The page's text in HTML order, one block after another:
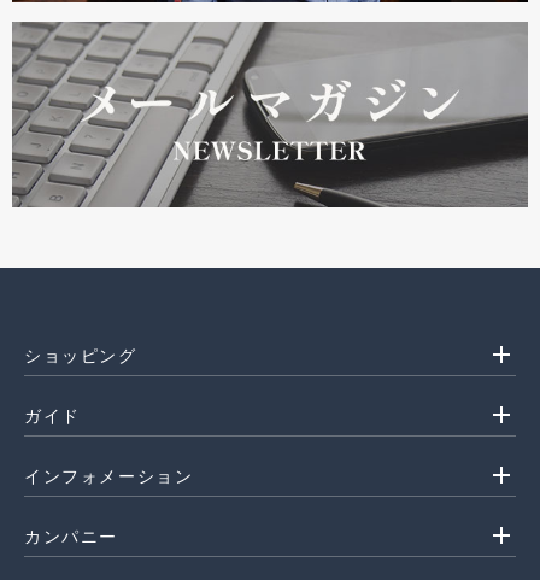
ショッピング add
ガイド add
インフォメーション add
カンパニー add